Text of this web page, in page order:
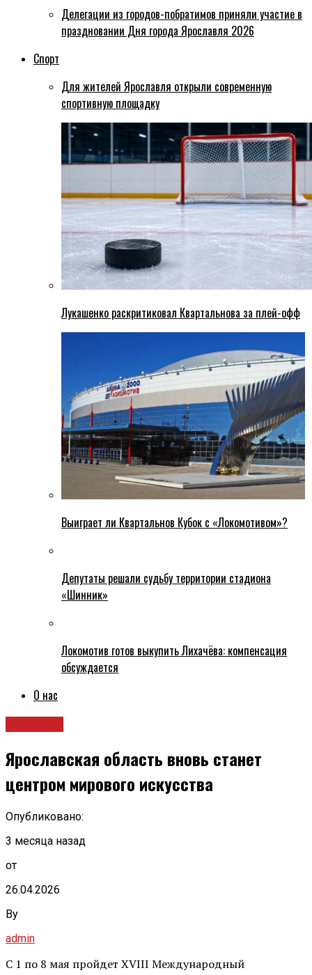
Делегации из городов-побратимов приняли участие в
праздновании Дня города Ярославля 2026
Спорт
Для жителей Ярославля открыли современную
спортивную площадку
Лукашенко раскритиковал Квартальнова за плей-офф
Выиграет ли Квартальнов Кубок с «Локомотивом»?
Депутаты решали судьбу территории стадиона
«Шинник»
Локомотив готов выкупить Лихачёва: компенсация
обсуждается
О нас
Ярославская область вновь станет
центром мирового искусства
Опубликовано:
3 месяца назад
от
26.04.2026
By
admin
С 1 по 8 мая пройдет XVIII Международный